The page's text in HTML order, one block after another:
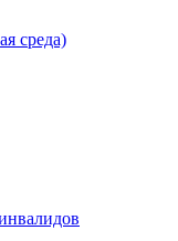
среда)